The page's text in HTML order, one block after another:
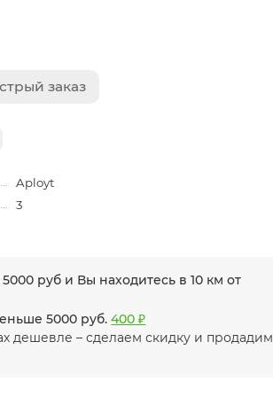
заказ
Aployt
3
руб и Вы находитесь в 10 км от
5000 руб.400 ₽
дешевле – сделаем скидку и продадим